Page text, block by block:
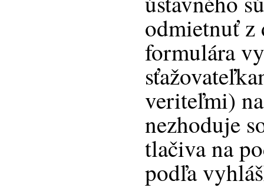
odmietnuť z
formulára
veriteľmi)
nezhoduje
tlačiva na
podľa